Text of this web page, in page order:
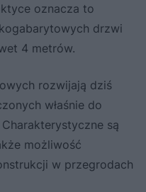
oznacza to
drzwi
4 metrów.
rozwijają dziś
właśnie do
są
możliwość
w przegrodach